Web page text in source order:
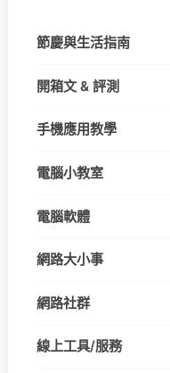
節慶與生活指南
開箱文 & 評測
手機應用教學
電腦小教室
電腦軟體
網路大小事
網路社群
線上工具/服務